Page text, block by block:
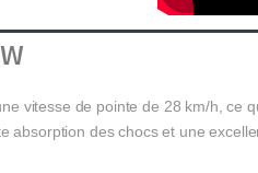
vitesse de pointe de 28 km/h,
absorption des chocs et une